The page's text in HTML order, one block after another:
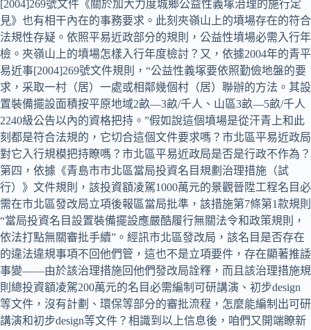
[2004]269號文件《關於加大力度城鄉公益性義塚治理的施行定
見》也有相干內在的事務要求。此刻夾嶺山上的墳場存在的符合
法規性存疑。依照平易近政部分的規則，公益性墳場必需入行年
檢。夾嶺山上的墳場怎樣入行年度檢討？又，依據2004年的青平
易近事[2004]269號文件規則，“公益性義塚要依照勤儉地盤的要
求，采取一村（居）一處或相鄰幾個村（居）聯辦的方法。其設
置裝備擺設面積按平原地域2畝—3畝/千人、山區3畝—5畝/千人
2240級公告以內的資格把持。”假如說這個墳場是從汗青上和此
刻都是符合法規的，它切合這個文件要求嗎？市北區平易近政局
對它入行規模把持瞭嗎？市北區平易近政局是否是行政不作為？
第四，依據《青島市市北區當局投資名目規劃治理措施（試
行）》文件規則，該投資額凌駕1000萬元的景觀晉陞工程名目必
需在市北區發改局立項後報區當局批準，該措施第7條第1款規則
“當局投資名目設置裝備擺設應嚴酷履行無關法令和政策規則，
依法打點無關審批手續”。經訊市北區發改局，該名目是否存在
的違法違規事項不回他們管，這也不是立項要件，存在顯著推諉
事變——由於該治理措施回他們發改局詮釋，而且該治理措施規
則總投資額凌駕200萬元的名目必需編制可研講演、初步design
等文件，沒有計劃、環保等部分的審批流程，怎麼能編制出可研
講演和初步design等文件？相識到以上信息後，咱們又開端瞭新